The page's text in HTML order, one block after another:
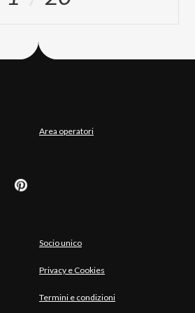
Area operatori
Socio unico
Privacy e Cookies
Termini e condizioni